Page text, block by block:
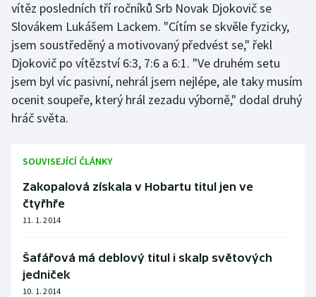
vítěz posledních tří ročníků Srb Novak Djokovič se
Slovákem Lukášem Lackem. "Cítím se skvěle fyzicky,
jsem soustředěný a motivovaný předvést se," řekl
Djokovič po vítězství 6:3, 7:6 a 6:1. "Ve druhém setu
jsem byl víc pasivní, nehrál jsem nejlépe, ale taky musím
ocenit soupeře, který hrál zezadu výborně," dodal druhý
hráč světa.
SOUVISEJÍCÍ ČLÁNKY
Zakopalová získala v Hobartu titul jen ve
čtyřhře
11. 1. 2014
Šafářová má deblový titul i skalp světových
jedniček
10. 1. 2014